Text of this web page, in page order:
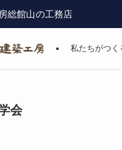
総館山の工務店
私たちがつく
会